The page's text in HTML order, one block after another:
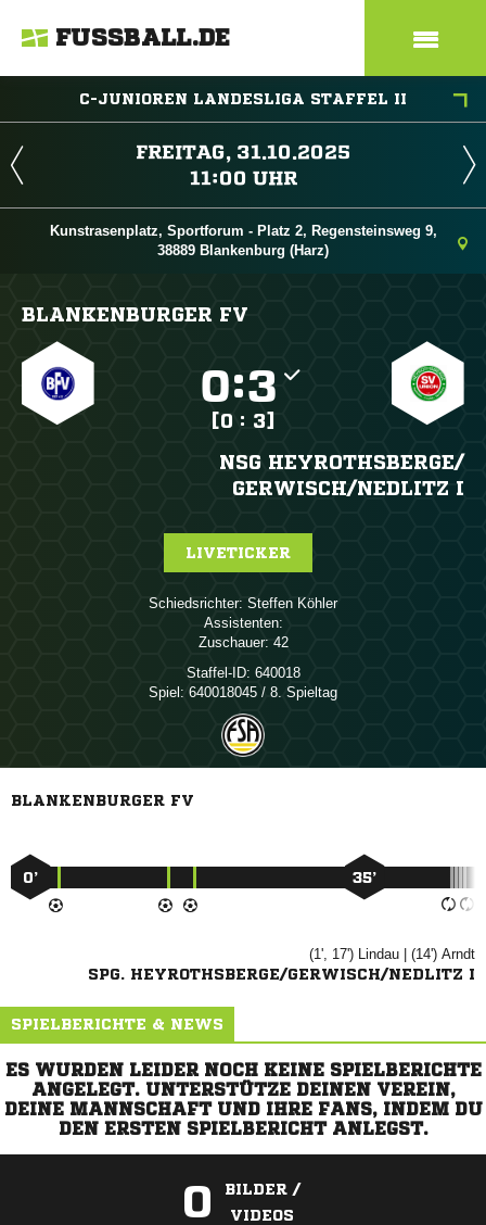
FUSSBALL.DE
C-JUNIOREN LANDESLIGA STAFFEL II
 
 
Kunstrasenplatz, Sportforum - Platz 2, Regensteinsweg 9,
38889 Blankenburg (Harz)
BLANKENBURGER FV
:
[0 : 3]
NSG HEYROTHSBERGE/​
GERWISCH/​NEDLITZ I
LIVETICKER
Schiedsrichter:  
Assistenten:
Zuschauer: 42
Staffel-ID: 640018
Spiel: 640018045 / 8. Spieltag
BLANKENBURGER FV
0’ 35’
(1', 17')  | (14') 
SPG. HEYROTHSBERGE/GERWISCH/NEDLITZ I
SPIELBERICHTE & NEWS
ES WURDEN LEIDER NOCH KEINE SPIELBERICHTE
ANGELEGT. UNTERSTÜTZE DEINEN VEREIN,
DEINE MANNSCHAFT UND IHRE FANS, INDEM DU
DEN ERSTEN SPIELBERICHT ANLEGST.
0
BILDER /
VIDEOS